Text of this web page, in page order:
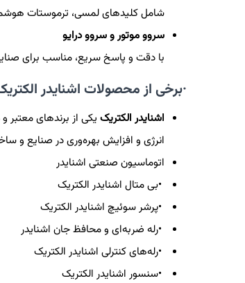
شامل کلیدهای لمسی، ترموستات
سروو موتور و سروو درایو
با دقت و پاسخ سریع، مناسب برای
·برخی از محصولات اشنایدر
اشنایدر الکتریک یکی از برندهای
انرژی و افزایش بهره‌وری در صنایع و
اتوماسیون صنعتی اشنایدر
•بی متال اشنایدر الکتریک
•پرشر سوئیچ اشنایدر الکتریک
•رله ضربه‌ای و محافظ جان اشنایدر
•رله‌های کنترلی اشنایدر الکتریک
•سنسور اشنایدر الکتریک